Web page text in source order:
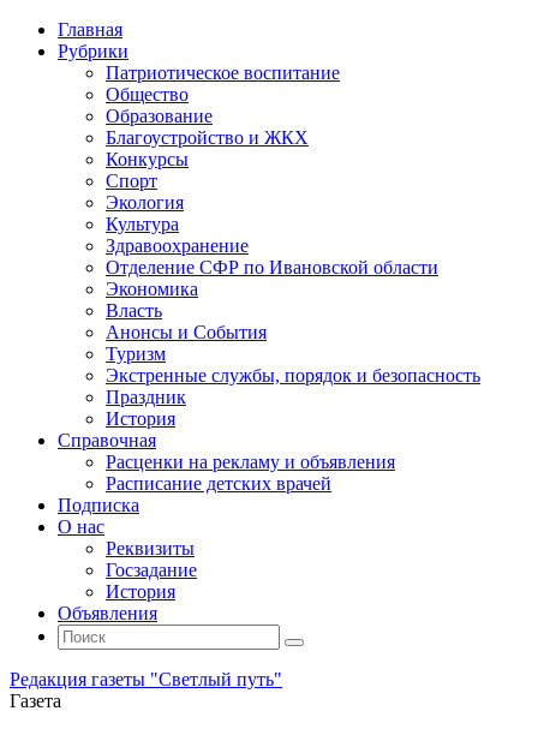
Главная
Рубрики
Патриотическое воспитание
Общество
Образование
Благоустройство и ЖКХ
Конкурсы
Спорт
Экология
Культура
Здравоохранение
Отделение СФР по Ивановской области
Экономика
Власть
Анонсы и События
Туризм
Экстренные службы, порядок и безопасность
Праздник
История
Справочная
Расценки на рекламу и объявления
Расписание детских врачей
Подписка
О нас
Реквизиты
Госзадание
История
Объявления
Поиск
Искать:
Поиск
Редакция газеты "Светлый путь"
Газета